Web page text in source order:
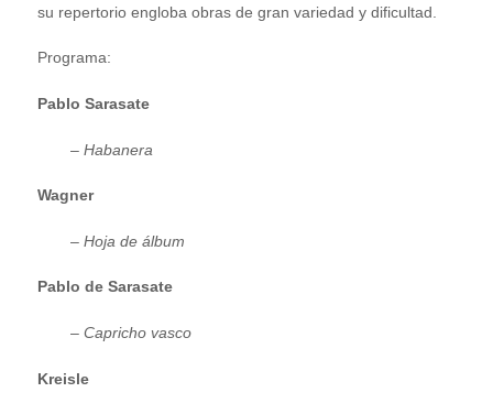
su repertorio engloba obras de gran variedad y dificultad.
Programa:
Pablo Sarasate
–Habanera
Wagner
–Hoja de álbum
Pablo de Sarasate
–Capricho vasco
Kreisle